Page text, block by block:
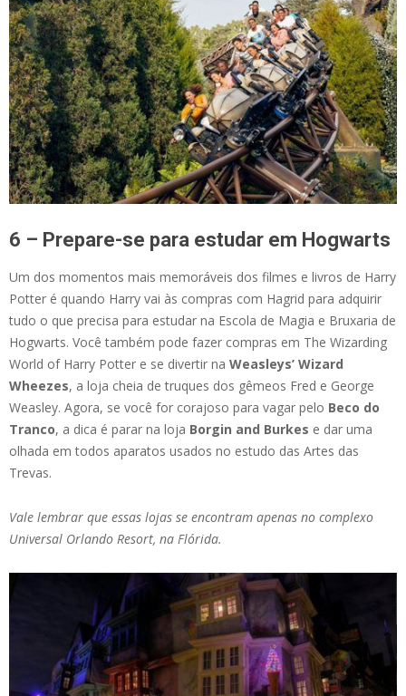
6 – Prepare-se para estudar em Hogwarts
Um dos momentos mais memoráveis dos filmes e livros de Harry
Potter é quando Harry vai às compras com Hagrid para adquirir
tudo o que precisa para estudar na Escola de Magia e Bruxaria de
Hogwarts. Você também pode fazer compras em The Wizarding
World of Harry Potter e se divertir na Weasleys’ Wizard
Wheezes, a loja cheia de truques dos gêmeos Fred e George
Weasley. Agora, se você for corajoso para vagar pelo Beco do
Tranco, a dica é parar na loja Borgin and Burkes e dar uma
olhada em todos aparatos usados no estudo das Artes das
Trevas.
Vale lembrar que essas lojas se encontram apenas no complexo
Universal Orlando Resort, na Flórida.